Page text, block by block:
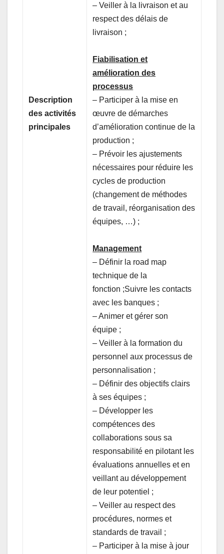
Description
des activités
principales
– Veiller à la livraison et au
respect des délais de
livraison ;
Fiabilisation et
amélioration des
processus
– Participer à la mise en
œuvre de démarches
d’amélioration continue de la
production ;
– Prévoir les ajustements
nécessaires pour réduire les
cycles de production
(changement de méthodes
de travail, réorganisation des
équipes, …) ;
Management
– Définir la road map
technique de la
fonction ;Suivre les contacts
avec les banques ;
– Animer et gérer son
équipe ;
– Veiller à la formation du
personnel aux processus de
personnalisation ;
– Définir des objectifs clairs
à ses équipes ;
– Développer les
compétences des
collaborations sous sa
responsabilité en pilotant les
évaluations annuelles et en
veillant au développement
de leur potentiel ;
– Veiller au respect des
procédures, normes et
standards de travail ;
– Participer à la mise à jour